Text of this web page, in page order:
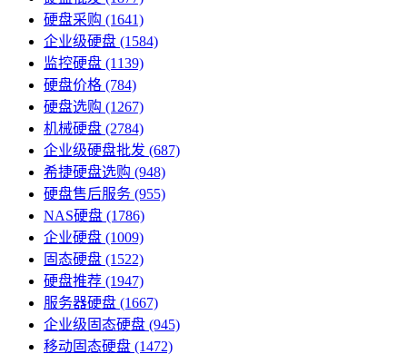
硬盘采购 (1641)
企业级硬盘 (1584)
监控硬盘 (1139)
硬盘价格 (784)
硬盘选购 (1267)
机械硬盘 (2784)
企业级硬盘批发 (687)
希捷硬盘选购 (948)
硬盘售后服务 (955)
NAS硬盘 (1786)
企业硬盘 (1009)
固态硬盘 (1522)
硬盘推荐 (1947)
服务器硬盘 (1667)
企业级固态硬盘 (945)
移动固态硬盘 (1472)